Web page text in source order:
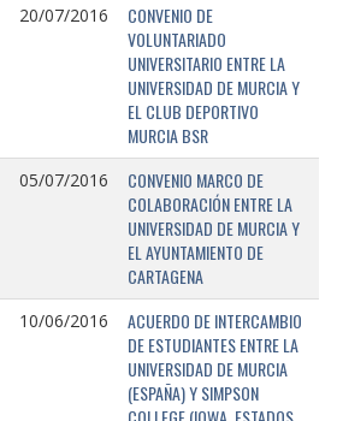
20/07/2016
CONVENIO DE
VOLUNTARIADO
UNIVERSITARIO ENTRE LA
UNIVERSIDAD DE MURCIA Y
EL CLUB DEPORTIVO
MURCIA BSR
05/07/2016
CONVENIO MARCO DE
COLABORACIÓN ENTRE LA
UNIVERSIDAD DE MURCIA Y
EL AYUNTAMIENTO DE
CARTAGENA
10/06/2016
ACUERDO DE INTERCAMBIO
DE ESTUDIANTES ENTRE LA
UNIVERSIDAD DE MURCIA
(ESPAÑA) Y SIMPSON